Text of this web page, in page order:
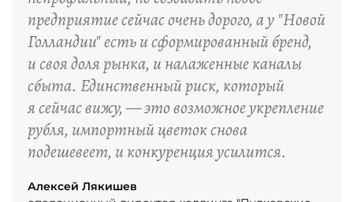
предприятие сейчас очень дорого, а у "Новой
Голландии" есть и сформированный бренд,
и своя доля рынка, и налаженные каналы
сбыта. Единственный риск, который
я сейчас вижу, — это возможное укрепление
рубля, импортный цветок снова
подешевеет, и конкуренция усилится.
Алексей Лякишев